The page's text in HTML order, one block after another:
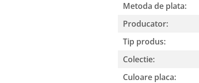
Metoda de plata:
Producator:
Tip produs:
Colectie:
Culoare placa: